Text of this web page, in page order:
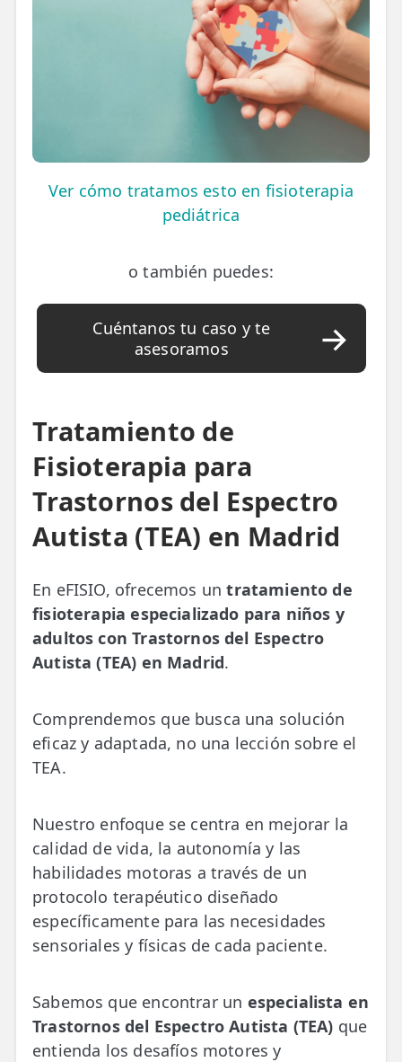
Bursitis de Hombro
Síndrome Piramidal
Tendinitis de Aquiles
Ver cómo tratamos esto en fisioterapia
pediátrica
o también puedes:
Cuéntanos tu caso y te
asesoramos
Tratamiento de
Fisioterapia para
Trastornos del Espectro
Autista (TEA) en Madrid
En eFISIO, ofrecemos untratamiento de
fisioterapia especializado para niños y
adultos con Trastornos del Espectro
Autista (TEA) en Madrid.
Comprendemos que busca una solución
eficaz y adaptada, no una lección sobre el
TEA.
Nuestro enfoque se centra en mejorar la
calidad de vida, la autonomía y las
habilidades motoras a través de un
protocolo terapéutico diseñado
específicamente para las necesidades
sensoriales y físicas de cada paciente.
Sabemos que encontrar un especialista en
Trastornos del Espectro Autista (TEA) que
entienda los desafíos motores y